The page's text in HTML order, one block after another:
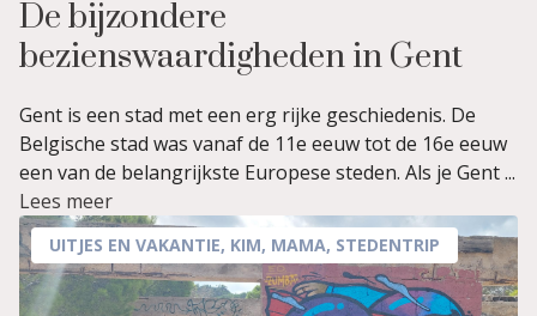
De bijzondere
bezienswaardigheden in Gent
Gent is een stad met een erg rijke geschiedenis. De
Belgische stad was vanaf de 11e eeuw tot de 16e eeuw
een van de belangrijkste Europese steden. Als je Gent ...
Lees meer
UITJES EN VAKANTIE, KIM, MAMA, STEDENTRIP